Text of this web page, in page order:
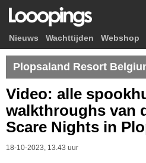
Nieuws Wachttijden Webshop
Plopsaland Resort
Video: alle
walkthroughs van
Scare Nights in
18-10-2023, 13.43 uur